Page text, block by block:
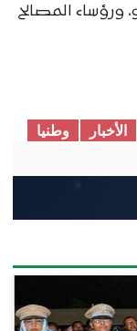
ورؤساء المصالح
الأخبار
وطنیا